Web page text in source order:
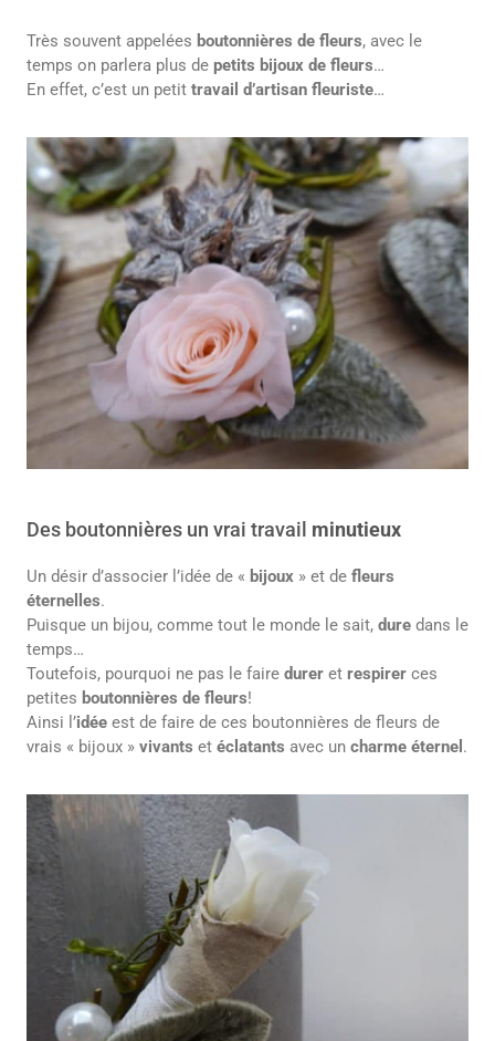
Très souvent appelées boutonnières de fleurs, avec le
temps on parlera plus de petits bijoux de fleurs…
En effet, c’est un petit travail d’artisan fleuriste…
Des boutonnières un vrai travail minutieux
Un désir d’associer l’idée de « bijoux » et de fleurs
éternelles.
Puisque un bijou, comme tout le monde le sait, dure dans le
temps…
Toutefois, pourquoi ne pas le faire durer et respirer ces
petites boutonnières de fleurs!
Ainsi l’idée est de faire de ces boutonnières de fleurs de
vrais « bijoux » vivants et éclatants avec un charme éternel .